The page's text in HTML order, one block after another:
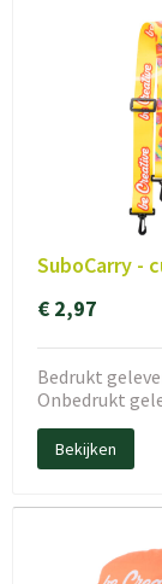
SuboCarry -
€ 2,97
Bedrukt
Onbedrukt
Bekijken